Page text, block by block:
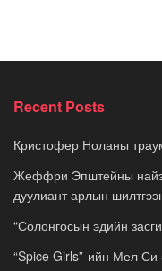
Recent Posts
Кристофер Ноланы
Жеффри Эпштейны найз
дуулиант арлын
“Солонгосын эдийн
“Spice Girls”-ийн Мел Си